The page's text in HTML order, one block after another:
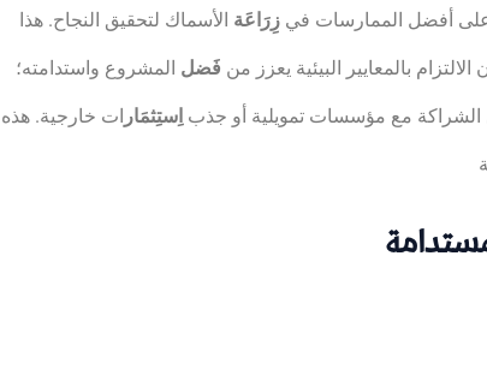
على أفضل الممارسات فيزِرَاعَة الأسماك لتحقيق النجاح. هذا
بالمعايير البيئية يعزز من فَضل المشروع واستدامته؛
الشراكة مع مؤسسات تمويلية أو جذب اِستِثمَار ات خارجية. هذه